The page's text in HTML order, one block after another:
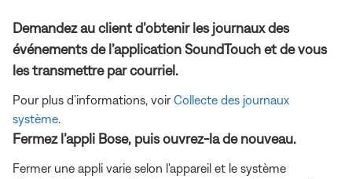
Demandez au client d’obtenir les journaux des
événements de l’application SoundTouch et de vous
les transmettre par courriel.
Pour plus d’informations, voirCollecte des journaux
système.
Fermez l’appli Bose, puis ouvrez-la de nouveau.
Fermer une appli varie selon l'appareil et le système